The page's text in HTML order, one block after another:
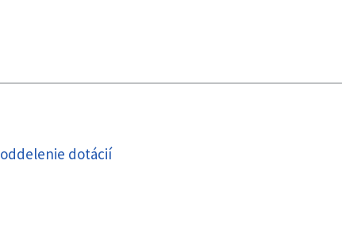
oddelenie dotácií